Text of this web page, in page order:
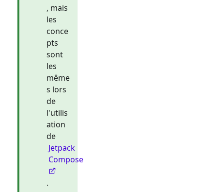
, mais
les
conce
pts
sont
les
même
s lors
de
l'utilis
ation
de
Jetpack
Compose
.